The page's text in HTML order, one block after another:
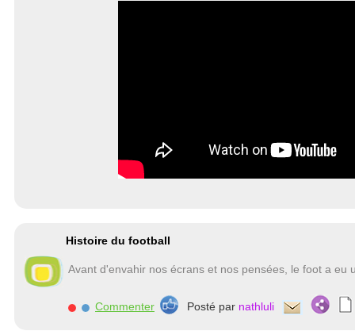
Histoire du football
Avant d'envahir nos écrans et nos pensées, le foot a eu
Commenter Posté par nathluli